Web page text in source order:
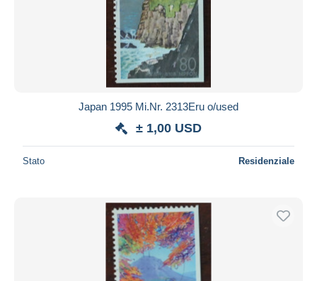
Japan 1995 Mi.Nr. 2313Eru o/used
± 1,00 USD
Stato Residenziale